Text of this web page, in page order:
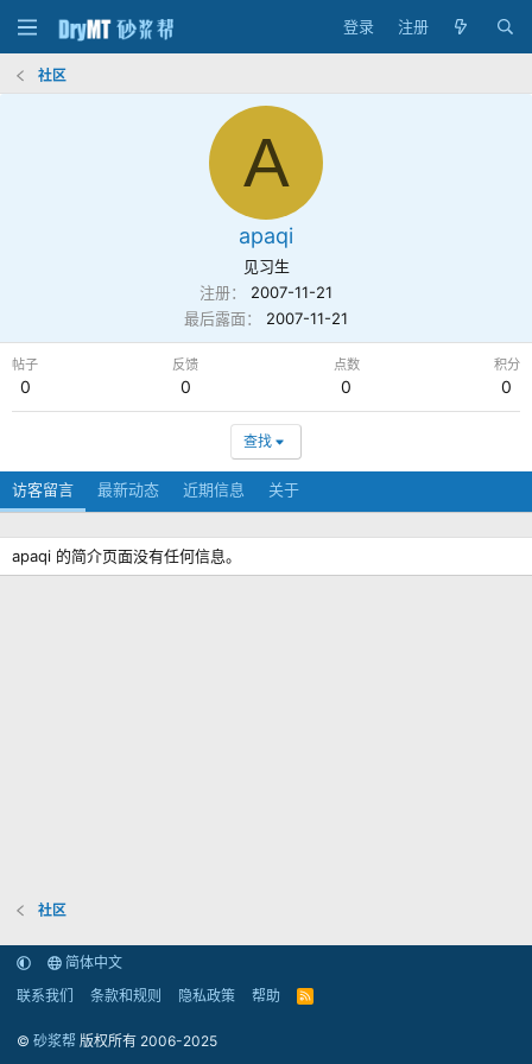
登录 注册
社区
A
apaqi
见习生
注册
2007-11-21
最后露面
2007-11-21
帖子
0
反馈
0
点数
0
积分
0
查找
访客留言 最新动态 近期信息 关于
apaqi 的简介页面没有任何信息。
社区
简体中文
联系我们
条款和规则 隐私政策 帮助
R
© 砂浆帮 版权所有 2006-2025